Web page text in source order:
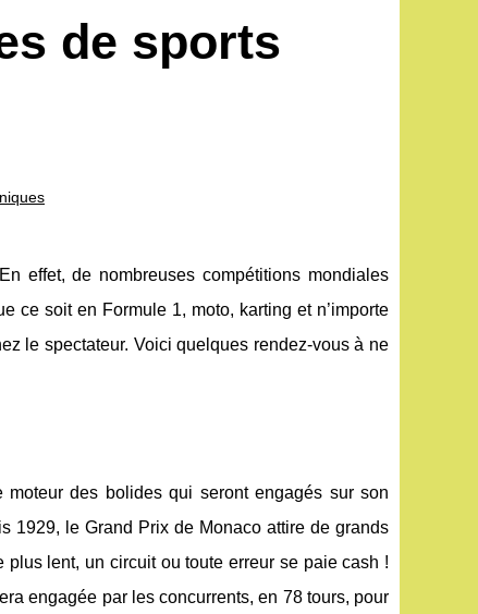
de sports
effet, de nombreuses compétitions mondiales
ce soit en Formule 1, moto, karting et n’importe
le spectateur. Voici quelques rendez-vous à ne
des bolides qui seront engagés sur son
1929, le Grand Prix de Monaco attire de grands
lent, un circuit ou toute erreur se paie cash !
engagée par les concurrents, en 78 tours, pour